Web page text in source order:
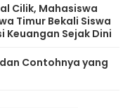
Cilik, Mahasiswa
Timur Bekali Siswa
Keuangan Sejak Dini
Contohnya yang